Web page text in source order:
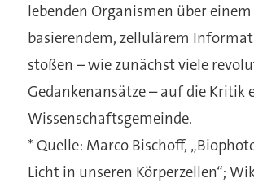
lebenden Organismen über
basierendem, zellulärem
stoßen – wie zunächst viele
Gedankenansätze – auf die Kritik
Wissenschaftsgemeinde.
* Quelle: Marco Bischoff,
Licht in unseren Körperzellen“;